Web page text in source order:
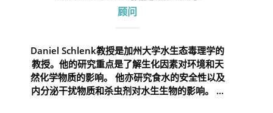
顾问
Daniel Schlenk教授是加州大学水生态毒理学的
教授。他的研究重点是了解生化因素对环境和天
然化学物质的影响。 他亦研究食水的安全性以及
内分泌干扰物质和杀虫剂对水生生物的影响。 ...